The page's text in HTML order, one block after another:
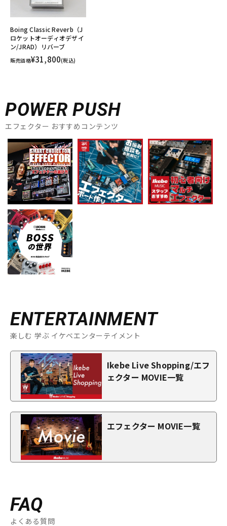
Boing Classic Reverb（J
ロケットオーディオデザイ
ン/JRAD）リバーブ
販売価格¥31,800(税込)
POWER PUSH
エフェクター おすすめコンテンツ
ENTERTAINMENT
楽しむ 学ぶ イケベエンターテイメント
Ikebe Live Shopping/エフ
ェクター MOVIE一覧
エフェクター MOVIE一覧
FAQ
よくある質問